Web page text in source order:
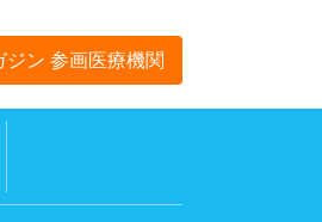
ジン 参画医療機関